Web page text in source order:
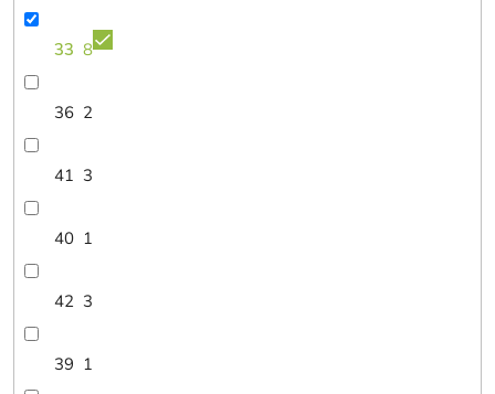
33 8
36 2
41 3
40 1
42 3
39 1